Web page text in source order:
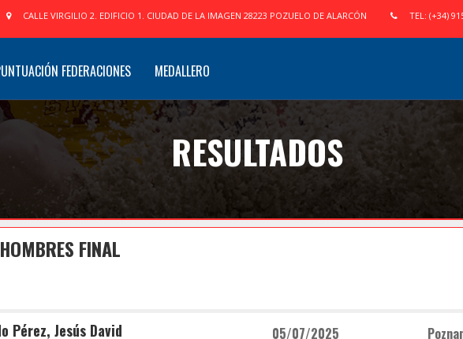
CALLE VIRGILIO 2. EDIFICIO 1. CIUDAD DE LA IMAGEN 28223 POZUELO DE ALARCÓN TEL: (+34)
FEDERACIONES MEDALLERO
RESULTADOS
FINAL
Pérez, Jesús David 05/07/2025